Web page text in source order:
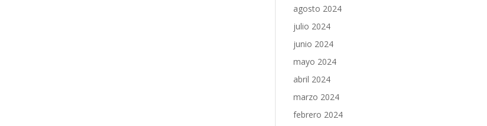
agosto 2024
julio 2024
junio 2024
mayo 2024
abril 2024
marzo 2024
febrero 2024